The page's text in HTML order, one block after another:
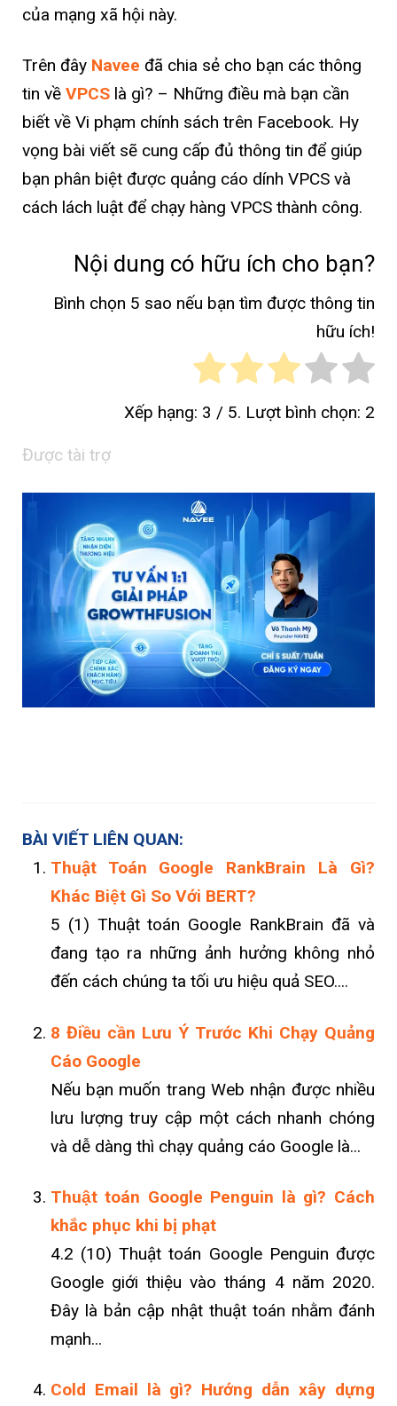
của mạng xã hội này.
Trên đây Navee đã chia sẻ cho bạn các thông
tin về VPCS là gì? – Những điều mà bạn cần
biết về Vi phạm chính sách trên Facebook. Hy
vọng bài viết sẽ cung cấp đủ thông tin để giúp
bạn phân biệt được quảng cáo dính VPCS và
cách lách luật để chạy hàng VPCS thành công.
Nội dung có hữu ích cho bạn?
Bình chọn 5 sao nếu bạn tìm được thông tin
hữu ích!
Xếp hạng: 3 / 5. Lượt bình chọn: 2
Được tài trợ
BÀI VIẾT LIÊN QUAN:
Thuật Toán Google RankBrain Là Gì?
Khác Biệt Gì So Với BERT?
5 (1) Thuật toán Google RankBrain đã và
đang tạo ra những ảnh hưởng không nhỏ
đến cách chúng ta tối ưu hiệu quả SEO....
8 Điều cần Lưu Ý Trước Khi Chạy Quảng
Cáo Google
Nếu bạn muốn trang Web nhận được nhiều
lưu lượng truy cập một cách nhanh chóng
và dễ dàng thì chạy quảng cáo Google là...
Thuật toán Google Penguin là gì? Cách
khắc phục khi bị phạt
4.2 (10) Thuật toán Google Penguin được
Google giới thiệu vào tháng 4 năm 2020.
Đây là bản cập nhật thuật toán nhằm đánh
mạnh...
Cold Email là gì? Hướng dẫn xây dựng